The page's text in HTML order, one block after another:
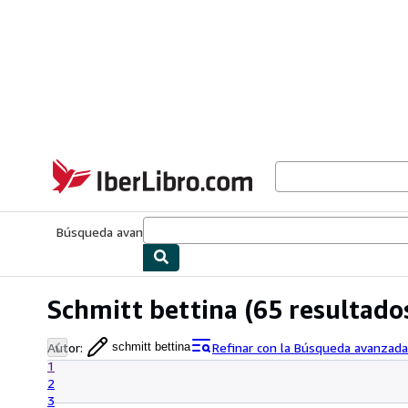
IberLibro.com
Búsqueda avanzada
Schmitt bettina (65
Autor: schmitt bettina
Refinar con la Búsqueda avanzada
1
2
3